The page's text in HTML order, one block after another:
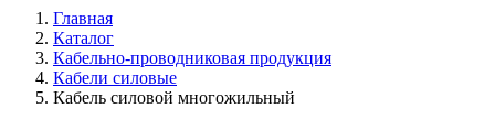
Главная
Каталог
Кабельно-проводниковая продукция
Кабели силовые
Кабель силовой многожильный